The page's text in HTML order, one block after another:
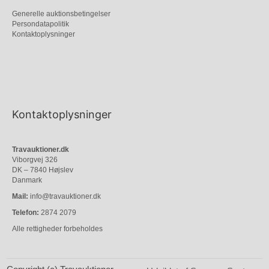
Generelle auktionsbetingelser
Persondatapolitik
Kontaktoplysninger
Kontaktoplysninger
Travauktioner.dk
Viborgvej 326
DK – 7840 Højslev
Danmark
Mail: info@travauktioner.dk
Telefon: 2874 2079
Alle rettigheder forbeholdes